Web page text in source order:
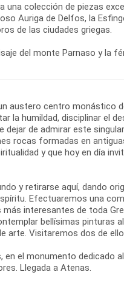
una colección de piezas
Auriga de Delfos, la
de las ciudades griegas.
del monte Parnaso y la
austero centro monástico
la humildad, disciplinar el
de admirar este
rocas formadas en
y que hoy en día
y retirarse aquí, dando
Efectuaremos una
interesantes de toda
bellísimas pinturas
arte. Visitaremos dos de
en el monumento dedicado
Llegada a Atenas.